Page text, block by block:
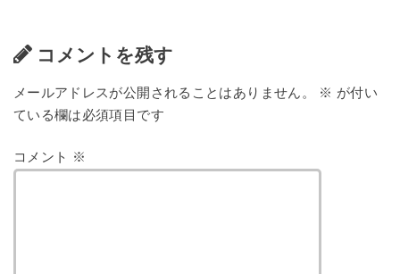
コメントを残す
メールアドレスが公開されることはありません。 ※ が付い
ている欄は必須項目です
コメント ※